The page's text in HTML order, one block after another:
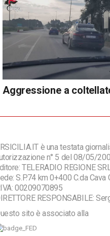
Aggressione a
è una testata
n° 5 del 08/05/
TELERADIO REGIONE
S.P.74 km 0+400 C.da
00209070895
RESPONSABILE:
sito è associato alla